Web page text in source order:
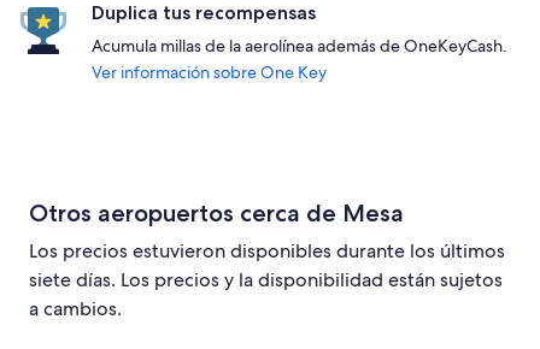
Duplica tus recompensas
Acumula millas de la aerolínea además de OneKeyCash.
Ver información sobre One Key
Otros aeropuertos cerca de Mesa
Los precios estuvieron disponibles durante los últimos
siete días. Los precios y la disponibilidad están sujetos
a cambios.